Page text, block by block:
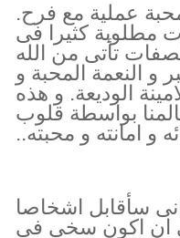
عملية مع فرح.
مطلوبة كثيرا فى
تأتى من الله
و النعمة المحبة و
الوديعة. و هذه
بواسطة قلوب
و امانته و محبته..
سأقابل اشخاصا
ان اكون سخي في